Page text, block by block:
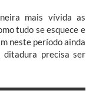
mais vívida as
tudo se esquece e
neste período ainda
ditadura precisa ser